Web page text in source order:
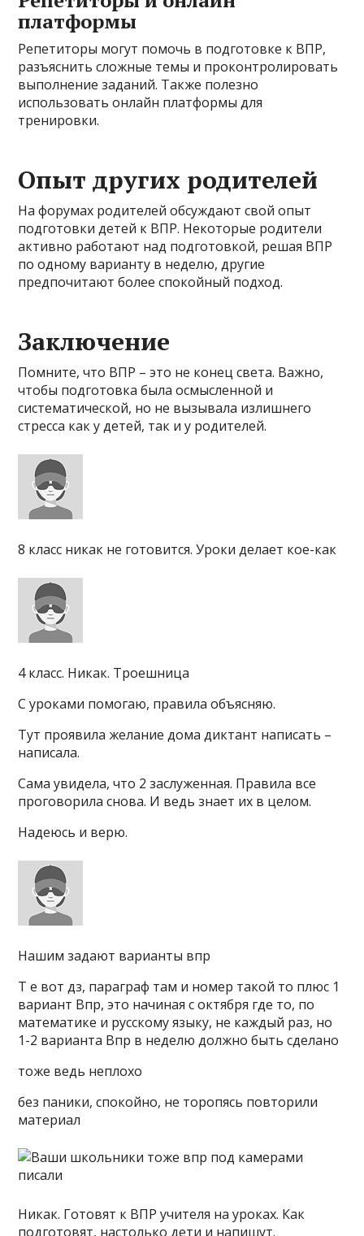
платформы
Репетиторы могут помочь в подготовке к ВПР,
разъяснить сложные темы и проконтролировать
выполнение заданий. Также полезно
использовать онлайн платформы для
тренировки.
Опыт других родителей
На форумах родителей обсуждают свой опыт
подготовки детей к ВПР. Некоторые родители
активно работают над подготовкой, решая ВПР
по одному варианту в неделю, другие
предпочитают более спокойный подход.
Заключение
Помните, что ВПР – это не конец света. Важно,
чтобы подготовка была осмысленной и
систематической, но не вызывала излишнего
стресса как у детей, так и у родителей.
8 класс никак не готовится. Уроки делает кое-как
4 класс. Никак. Троешница
С уроками помогаю, правила объясняю.
Тут проявила желание дома диктант написать –
написала.
Сама увидела, что 2 заслуженная. Правила все
проговорила снова. И ведь знает их в целом.
Надеюсь и верю.
Нашим задают варианты впр
Т е вот дз, параграф там и номер такой то плюс 1
вариант Впр, это начиная с октября где то, по
математике и русскому языку, не каждый раз, но
1-2 варианта Впр в неделю должно быть сделано
тоже ведь неплохо
без паники, спокойно, не торопясь повторили
материал
Никак. Готовят к ВПР учителя на уроках. Как
подготовят, настолько дети и напишут.